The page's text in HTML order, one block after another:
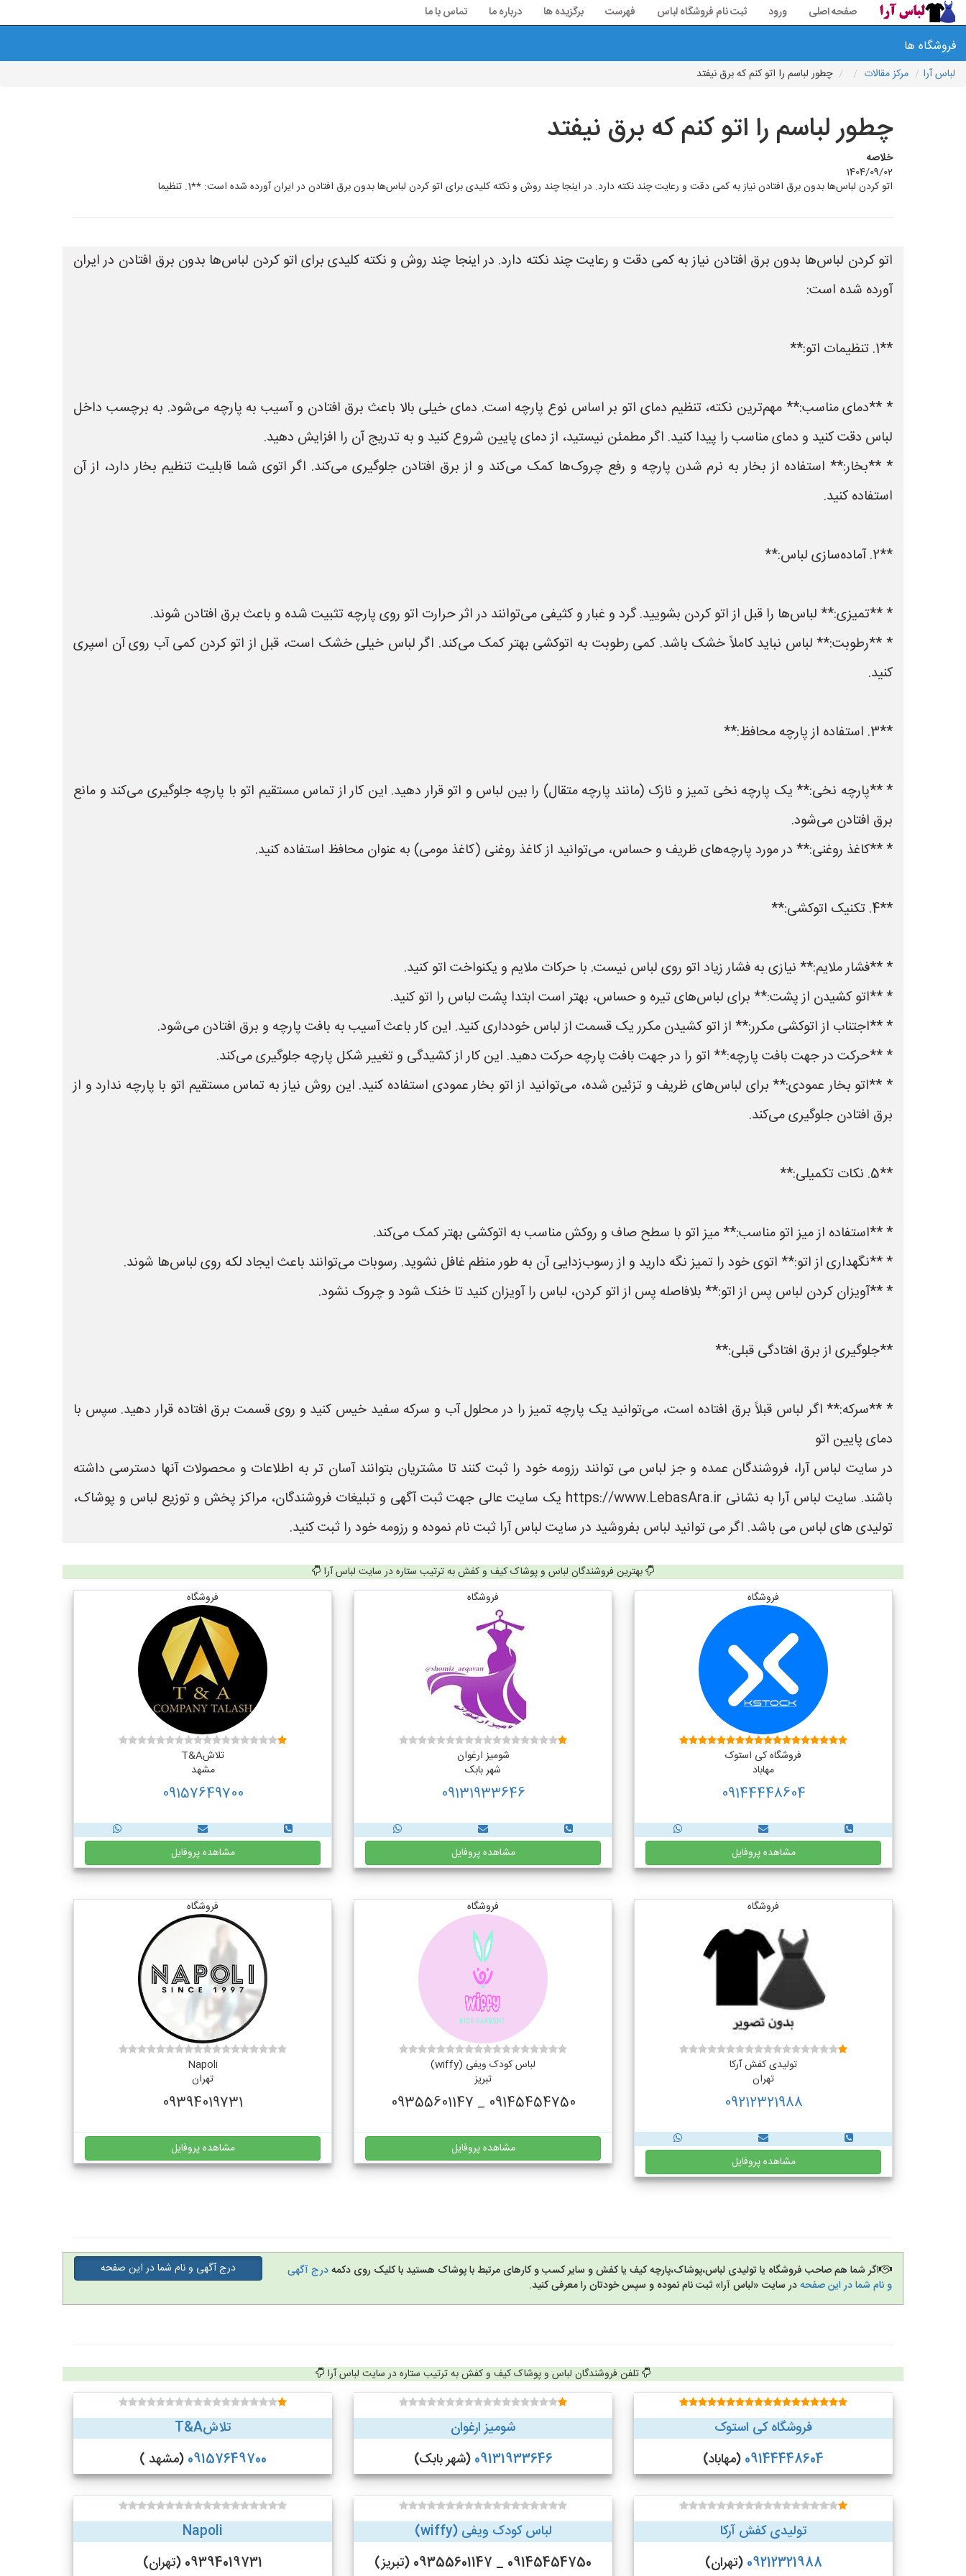
صفحه اصلی ورود ثبت نام فروشگاه لباس فهرست برگزیده ها درباره ما تماس با ما
فروشگاه ها
لباس آرا مرکز مقالات چطور لباسم را اتو کنم که برق نیفتد
چطور لباسم را اتو کنم که برق نیفتد
خلاصه
1404/09/02
اتو کردن لباس‌ها بدون برق افتادن نیاز به کمی دقت و رعایت چند نکته دارد. در اینجا چند روش و نکته کلیدی برای اتو کردن لباس‌ها بدون برق افتادن در ایران آورده شده است: **1. تنظیما
اتو کردن لباس‌ها بدون برق افتادن نیاز به کمی دقت و رعایت چند نکته دارد. در اینجا چند روش و نکته کلیدی برای اتو کردن لباس‌ها بدون برق افتادن در ایران
آورده شده است:
**1. تنظیمات اتو:**
* **دمای مناسب:** مهم‌ترین نکته، تنظیم دمای اتو بر اساس نوع پارچه است. دمای خیلی بالا باعث برق افتادن و آسیب به پارچه می‌شود. به برچسب داخل
لباس دقت کنید و دمای مناسب را پیدا کنید. اگر مطمئن نیستید، از دمای پایین شروع کنید و به تدریج آن را افزایش دهید.
* **بخار:** استفاده از بخار به نرم شدن پارچه و رفع چروک‌ها کمک می‌کند و از برق افتادن جلوگیری می‌کند. اگر اتوی شما قابلیت تنظیم بخار دارد، از آن
استفاده کنید.
**2. آماده‌سازی لباس:**
* **تمیزی:** لباس‌ها را قبل از اتو کردن بشویید. گرد و غبار و کثیفی می‌توانند در اثر حرارت اتو روی پارچه تثبیت شده و باعث برق افتادن شوند.
* **رطوبت:** لباس نباید کاملاً خشک باشد. کمی رطوبت به اتوکشی بهتر کمک می‌کند. اگر لباس خیلی خشک است، قبل از اتو کردن کمی آب روی آن اسپری
کنید.
**3. استفاده از پارچه محافظ:**
* **پارچه نخی:** یک پارچه نخی تمیز و نازک (مانند پارچه متقال) را بین لباس و اتو قرار دهید. این کار از تماس مستقیم اتو با پارچه جلوگیری می‌کند و مانع
برق افتادن می‌شود.
* **کاغذ روغنی:** در مورد پارچه‌های ظریف و حساس، می‌توانید از کاغذ روغنی (کاغذ مومی) به عنوان محافظ استفاده کنید.
**4. تکنیک اتوکشی:**
* **فشار ملایم:** نیازی به فشار زیاد اتو روی لباس نیست. با حرکات ملایم و یکنواخت اتو کنید.
* **اتو کشیدن از پشت:** برای لباس‌های تیره و حساس، بهتر است ابتدا پشت لباس را اتو کنید.
* **اجتناب از اتوکشی مکرر:** از اتو کشیدن مکرر یک قسمت از لباس خودداری کنید. این کار باعث آسیب به بافت پارچه و برق افتادن می‌شود.
* **حرکت در جهت بافت پارچه:** اتو را در جهت بافت پارچه حرکت دهید. این کار از کشیدگی و تغییر شکل پارچه جلوگیری می‌کند.
* **اتو بخار عمودی:** برای لباس‌های ظریف و تزئین شده، می‌توانید از اتو بخار عمودی استفاده کنید. این روش نیاز به تماس مستقیم اتو با پارچه ندارد و از
برق افتادن جلوگیری می‌کند.
**5. نکات تکمیلی:**
* **استفاده از میز اتو مناسب:** میز اتو با سطح صاف و روکش مناسب به اتوکشی بهتر کمک می‌کند.
* **نگهداری از اتو:** اتوی خود را تمیز نگه دارید و از رسوب‌زدایی آن به طور منظم غافل نشوید. رسوبات می‌توانند باعث ایجاد لکه روی لباس‌ها شوند.
* **آویزان کردن لباس پس از اتو:** بلافاصله پس از اتو کردن، لباس را آویزان کنید تا خنک شود و چروک نشود.
**جلوگیری از برق افتادگی قبلی:**
* **سرکه:** اگر لباس قبلاً برق افتاده است، می‌توانید یک پارچه تمیز را در محلول آب و سرکه سفید خیس کنید و روی قسمت برق افتاده قرار دهید. سپس با
دمای پایین اتو
در سایت لباس آرا، فروشندگان عمده و جز لباس می توانند رزومه خود را ثبت کنند تا مشتریان بتوانند آسان تر به اطلاعات و محصولات آنها دسترسی داشته
باشند. سایت لباس آرا به نشانی https://www.LebasAra.ir یک سایت عالی جهت ثبت آگهی و تبلیغات فروشندگان، مراکز پخش و توزیع لباس و پوشاک،
تولیدی های لباس می باشد. اگر می توانید لباس بفروشید در سایت لباس آرا ثبت نام نموده و رزومه خود را ثبت کنید.
بهترین فروشندگان لباس و پوشاک کیف و کفش به ترتیب ستاره در سایت لباس آرا
فروشگاه
فروشگاه کی استوک
مهاباد
09144448604
مشاهده پروفایل
فروشگاه
شومیز ارغوان
شهر بابک
09131933646
مشاهده پروفایل
فروشگاه
تلاشT&A
مشهد
09157649700
مشاهده پروفایل
فروشگاه
تولیدی کفش آرکا
تهران
09212321988
مشاهده پروفایل
فروشگاه
لباس کودک ویفی (wiffy)
تبریز
09145454750 _ 09355601147
مشاهده پروفایل
فروشگاه
Napoli
تهران
09394019731
مشاهده پروفایل
اگر شما هم صاحب فروشگاه یا تولیدی لباس،پوشاک،پارچه کیف یا کفش و سایر کسب و کارهای مرتبط با پوشاک هستید با کلیک روی دکمهدرج آگهی
و نام شما در این صفحهدر سایت «لباس آرا» ثبت نام نموده و سپس خودتان را معرفی کنید.
درج آگهی و نام شما در این صفحه
تلفن فروشندگان لباس و پوشاک کیف و کفش به ترتیب ستاره در سایت لباس آرا
فروشگاه کی استوک
09144448604 (مهاباد)
شومیز ارغوان
09131933646 (شهر بابک)
تلاشT&A
09157649700 (مشهد )
تولیدی کفش آرکا
09212321988 (تهران)
لباس کودک ویفی (wiffy)
09145454750 _ 09355601147 (تبریز)
Napoli
09394019731 (تهران)